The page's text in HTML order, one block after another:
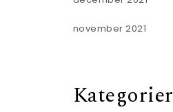
november 2021
Kategorier